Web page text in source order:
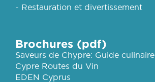
- Restauration et divertissement
Brochures (pdf)
Saveurs de Chypre: Guide culinaire
Cypre Routes du Vin
EDEN Cyprus